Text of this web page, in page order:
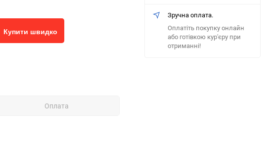
Зручна оплата.
Оплатіть покупку онлайн
або готівкою кур'єру при
отриманні!
Купити швидко
Оплата